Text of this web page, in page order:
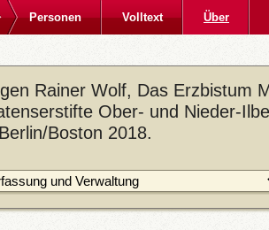
Personen Volltext Über
Rainer Wolf, Das Erzbistum
Ober- und Nieder-
Boston 2018.